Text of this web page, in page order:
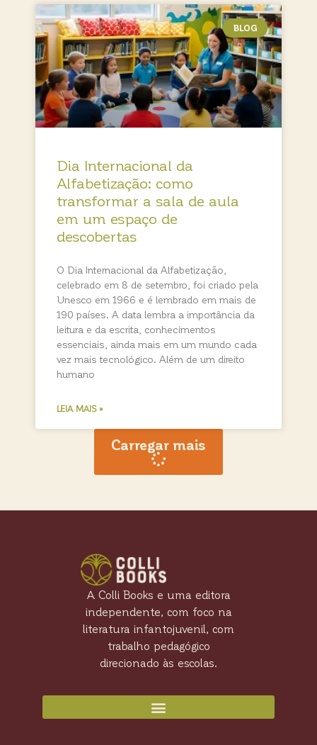
BLOG
Dia Internacional da
Alfabetização: como
transformar a sala de aula
em um espaço de
descobertas
O Dia Internacional da Alfabetização,
celebrado em 8 de setembro, foi criado pela
Unesco em 1966 e é lembrado em mais de
190 países. A data lembra a importância da
leitura e da escrita, conhecimentos
essenciais, ainda mais em um mundo cada
vez mais tecnológico. Além de um direito
humano
LEIA MAIS »
Carregar mais
A Colli Books e uma editora
independente, com foco na
literatura infantojuvenil, com
trabalho pedagógico
direcionado às escolas.